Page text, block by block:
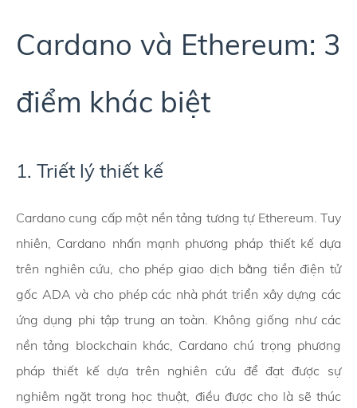
Cardano và Ethereum: 3
điểm khác biệt
1. Triết lý thiết kế
Cardano cung cấp một nền tảng tương tự Ethereum. Tuy
nhiên, Cardano nhấn mạnh phương pháp thiết kế dựa
trên nghiên cứu, cho phép giao dịch bằng tiền điện tử
gốc ADA và cho phép các nhà phát triển xây dựng các
ứng dụng phi tập trung an toàn. Không giống như các
nền tảng blockchain khác, Cardano chú trọng phương
pháp thiết kế dựa trên nghiên cứu để đạt được sự
nghiêm ngặt trong học thuật, điều được cho là sẽ thúc